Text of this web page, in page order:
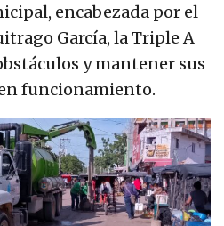
encabezada por el
García, la Triple A
y mantener sus
funcionamiento.